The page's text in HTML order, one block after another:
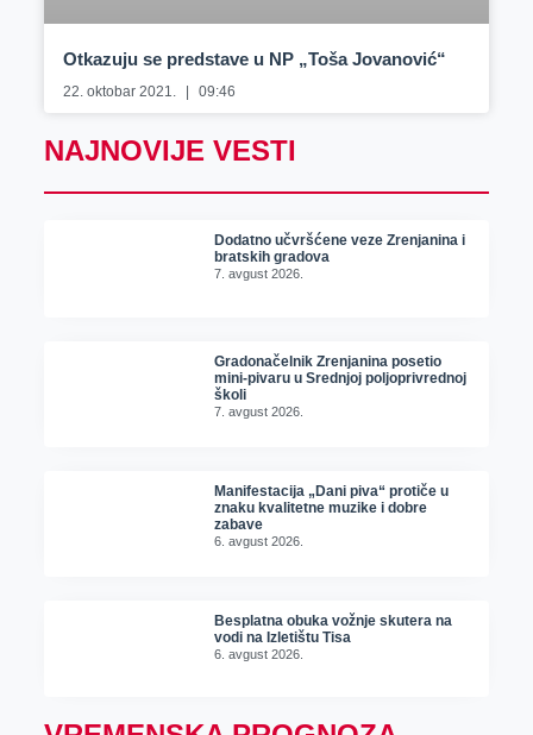
Otkazuju se predstave u NP „Toša Jovanović“
22. oktobar 2021. 09:46
NAJNOVIJE VESTI
Dodatno učvršćene veze Zrenjanina i
bratskih gradova
7. avgust 2026.
Gradonačelnik Zrenjanina posetio
mini-pivaru u Srednjoj poljoprivrednoj
školi
7. avgust 2026.
Manifestacija „Dani piva“ protiče u
znaku kvalitetne muzike i dobre
zabave
6. avgust 2026.
Besplatna obuka vožnje skutera na
vodi na Izletištu Tisa
6. avgust 2026.